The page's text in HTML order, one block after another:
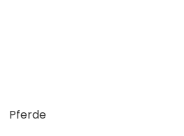
Pferde